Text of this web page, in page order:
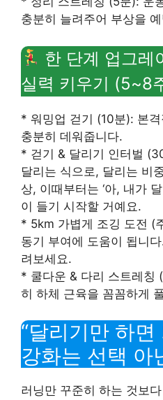
충분히 늘려주어 부상을
한 단계 업그레
실력 키우기 (5~8
* 워밍업 걷기 (10분): 본
충분히 데워줍니다.
* 걷기 & 달리기 인터벌
달리는 식으로, 달리는 비
상, 이때부터는 ‘아, 내가
이 들기 시작할 거예요.
* 5km 가볍게 조깅 도전 (
동기 부여에 도움이 됩니
려보세요.
* 쿨다운 & 다리 스트레칭
히 하체 근육을 꼼꼼하게
“달리기만 하면
강화는 선택 아
러닝만 꾸준히 하는 것보